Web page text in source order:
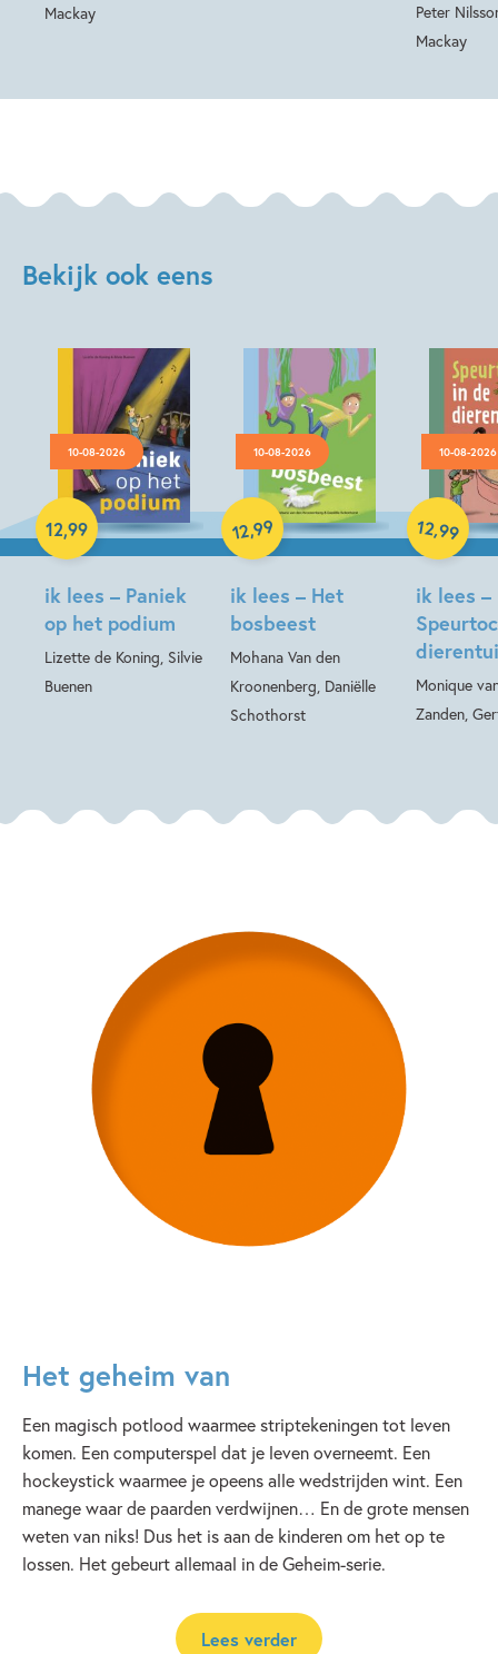
Mackay
Peter
Mackay
Bekijk ook eens
10-08-2026
ik lees – Paniek
op het podium
Lizette de Koning, Silvie
Buenen
12,99
Hardcover
10-08-2026
ik lees – Het
bosbeest
Mohana Van den
Kroonenberg, Daniëlle
Schothorst
12,99
Hardcover
10-08-2026
ik lees –
Monique
Zanden,
12,99
Hardcover
Het geheim van
Een magisch potlood waarmee striptekeningen tot leven
komen. Een computerspel dat je leven overneemt. Een
hockeystick waarmee je opeens alle wedstrijden wint. Een
manege waar de paarden verdwijnen… En de grote mensen
weten van niks! Dus het is aan de kinderen om het op te
lossen. Het gebeurt allemaal in de Geheim-serie.
Lees verder